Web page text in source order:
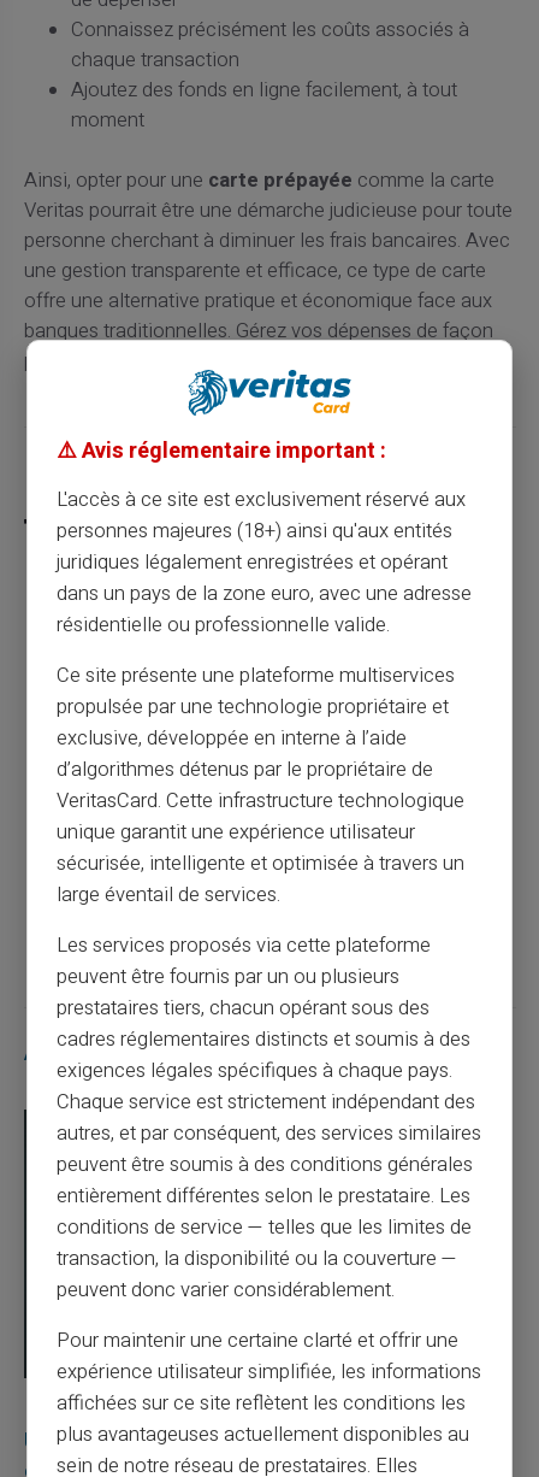
Connaissez précisément les coûts associés à
chaque transaction
Ajoutez des fonds en ligne facilement, à tout
moment
Ainsi, opter pour une carte prépayée comme la carte
Veritas pourrait être une démarche judicieuse pour toute
personne cherchant à diminuer les frais bancaires. Avec
une gestion transparente et efficace, ce type de carte
offre une alternative pratique et économique face aux
banques traditionnelles. Gérez vos dépenses de façon
proactive et libérez-vous des tracas financiers habituels.
Comment la carte prépayée réduit
Article précédent
Carte prépayée pour achats discrets : votre
alliée au quotidien
Articles similaires
03/08/2026 Veritas Carte prépayée
Une carte bancaire gratuite sans compte, ça
⚠️ Avis réglementaire important :
L'accès à ce site est exclusivement réservé aux
personnes majeures (18+) ainsi qu'aux entités
juridiques légalement enregistrées et opérant
dans un pays de la zone euro, avec une adresse
résidentielle ou professionnelle valide.
Ce site présente une plateforme multiservices
propulsée par une technologie propriétaire et
exclusive, développée en interne à l’aide
d’algorithmes détenus par le propriétaire de
VeritasCard. Cette infrastructure technologique
unique garantit une expérience utilisateur
sécurisée, intelligente et optimisée à travers un
large éventail de services.
Les services proposés via cette plateforme
peuvent être fournis par un ou plusieurs
prestataires tiers, chacun opérant sous des
cadres réglementaires distincts et soumis à des
exigences légales spécifiques à chaque pays.
Chaque service est strictement indépendant des
autres, et par conséquent, des services similaires
peuvent être soumis à des conditions générales
entièrement différentes selon le prestataire. Les
conditions de service — telles que les limites de
transaction, la disponibilité ou la couverture —
peuvent donc varier considérablement.
Pour maintenir une certaine clarté et offrir une
expérience utilisateur simplifiée, les informations
affichées sur ce site reflètent les conditions les
plus avantageuses actuellement disponibles au
sein de notre réseau de prestataires. Elles